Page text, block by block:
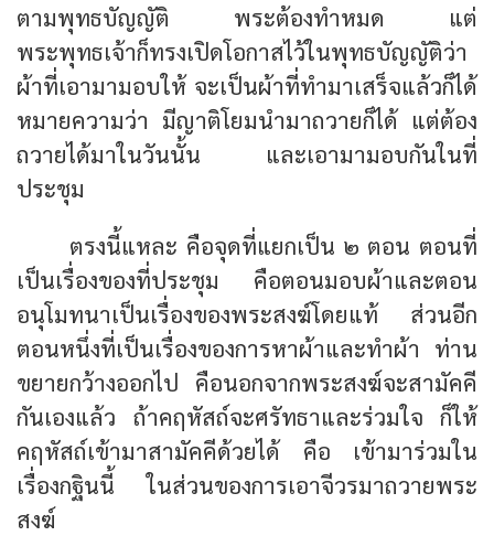
ตามพุทธบัญญัติ พระต้องทำหมด แต่
พระพุทธเจ้าก็ทรงเปิดโอกาสไว้ในพุทธบัญญัติว่า
ผ้าที่เอามามอบให้ จะเป็นผ้าที่ทำมาเสร็จแล้วก็ได้
หมายความว่า มีญาติโยมนำมาถวายก็ได้ แต่ต้อง
ถวายได้มาในวันนั้น และเอามามอบกันในที่
ประชุม
ตรงนี้แหละ คือจุดที่แยกเป็น ๒ ตอน ตอนที่
เป็นเรื่องของที่ประชุม คือตอนมอบผ้าและตอน
อนุโมทนาเป็นเรื่องของพระสงฆ์โดยแท้ ส่วนอีก
ตอนหนึ่งที่เป็นเรื่องของการหาผ้าและทำผ้า ท่าน
ขยายกว้างออกไป คือนอกจากพระสงฆ์จะสามัคคี
กันเองแล้ว ถ้าคฤหัสถ์จะศรัทธาและร่วมใจ ก็ให้
คฤหัสถ์เข้ามาสามัคคีด้วยได้ คือ เข้ามาร่วมใน
เรื่องกฐินนี้ ในส่วนของการเอาจีวรมาถวายพระ
สงฆ์